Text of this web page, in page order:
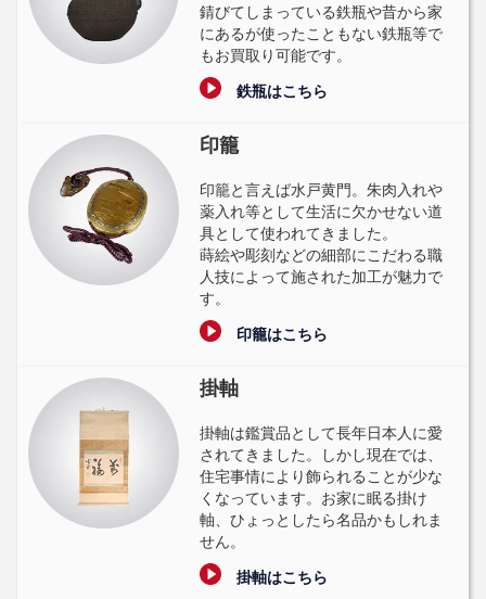
錆びてしまっている鉄瓶や昔から家
にあるが使ったこともない鉄瓶等で
もお買取り可能です。
鉄瓶はこちら
印籠
印籠と言えば水戸黄門。朱肉入れや
薬入れ等として生活に欠かせない道
具として使われてきました。
蒔絵や彫刻などの細部にこだわる職
人技によって施された加工が魅力で
す。
印籠はこちら
掛軸
掛軸は鑑賞品として長年日本人に愛
されてきました。しかし現在では、
住宅事情により飾られることが少な
くなっています。お家に眠る掛け
軸、ひょっとしたら名品かもしれま
せん。
掛軸はこちら